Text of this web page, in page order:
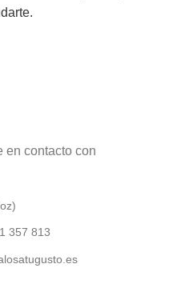
en contacto con
357 813